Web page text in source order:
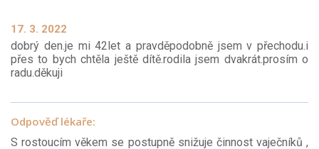
17. 3. 2022
dobrý den.je mi 42let a pravděpodobně jsem v přechodu.i
přes to bych chtěla ještě dítě.rodila jsem dvakrát.prosím o
radu.děkuji
Odpověď lékaře:
S rostoucím věkem se postupně snižuje činnost vaječníků ,